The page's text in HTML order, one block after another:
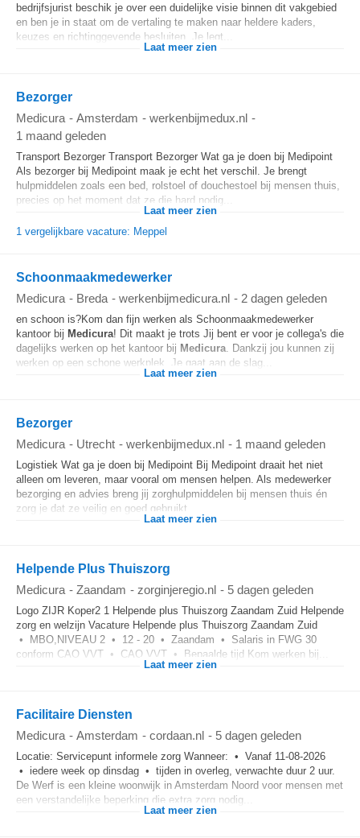
bedrijfsjurist beschik je over een duidelijke visie binnen dit vakgebied
en ben je in staat om de vertaling te maken naar heldere kaders,
keuzes en richtinggevende besluiten. Je legt...
Laat meer zien
Bezorger
Medicura - Amsterdam - werkenbijmedux.nl -
1 maand geleden
Transport Bezorger Transport Bezorger Wat ga je doen bij Medipoint
Als bezorger bij Medipoint maak je echt het verschil. Je brengt
hulpmiddelen zoals een bed, rolstoel of douchestoel bij mensen thuis,
precies op het moment dat ze die hard nodig...
Laat meer zien
1 vergelijkbare vacature: Meppel
Schoonmaakmedewerker
Medicura - Breda - werkenbijmedicura.nl - 2 dagen geleden
en schoon is?Kom dan fijn werken als Schoonmaakmedewerker
kantoor bij Medicura! Dit maakt je trots Jij bent er voor je collega's die
dagelijks werken op het kantoor bij Medicura. Dankzij jou kunnen zij
werken op een schone werkplek. Je gaat aan de slag...
Laat meer zien
Bezorger
Medicura - Utrecht - werkenbijmedux.nl - 1 maand geleden
Logistiek Wat ga je doen bij Medipoint Bij Medipoint draait het niet
alleen om leveren, maar vooral om mensen helpen. Als medewerker
bezorging en advies breng jij zorghulpmiddelen bij mensen thuis én
zorg je dat ze veilig en goed gebruikt...
Laat meer zien
Helpende Plus Thuiszorg
Medicura - Zaandam - zorginjeregio.nl - 5 dagen geleden
Logo ZIJR Koper2 1 Helpende plus Thuiszorg Zaandam Zuid Helpende
zorg en welzijn Vacature Helpende plus Thuiszorg Zaandam Zuid
• MBO,NIVEAU 2 • 12 - 20 • Zaandam • Salaris in FWG 30
conform CAO VVT • CAO VVT • Bepaalde tijd Kom werken bij...
Laat meer zien
Facilitaire Diensten
Medicura - Amsterdam - cordaan.nl - 5 dagen geleden
Locatie: Servicepunt informele zorg Wanneer: • Vanaf 11-08-2026
• iedere week op dinsdag • tijden in overleg, verwachte duur 2 uur.
De Werf is een kleine woonwijk in Amsterdam Noord voor mensen met
een verstandelijke beperking die extra zorg nodig...
Laat meer zien